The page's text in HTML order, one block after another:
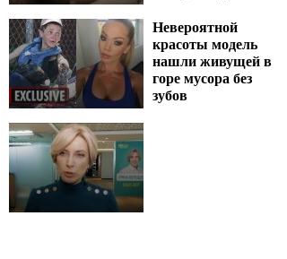
Невероятной
красоты модель
нашли живущей в
горе мусора без
зубов